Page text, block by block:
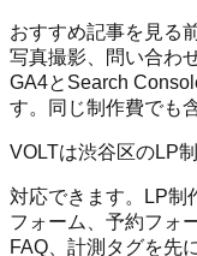
おすすめ記事を見る
写真撮影、問い合わ
GA4とSearch
す。同じ制作費でも
VOLTは渋谷区のLP
対応できます。LP制
フォーム、予約フォ
FAQ、計測タグを先